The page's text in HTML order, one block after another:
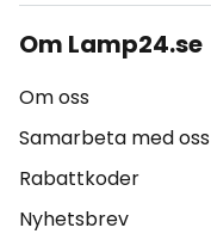
Om Lamp24.se
Om oss
Samarbeta med oss
Rabattkoder
Nyhetsbrev